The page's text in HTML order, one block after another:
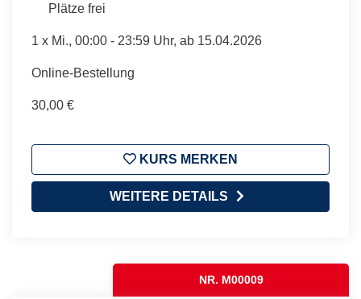
Plätze frei
1 x Mi., 00:00 - 23:59 Uhr, ab 15.04.2026
Online-Bestellung
30,00 €
KURS MERKEN
WEITERE DETAILS
NR. M00009